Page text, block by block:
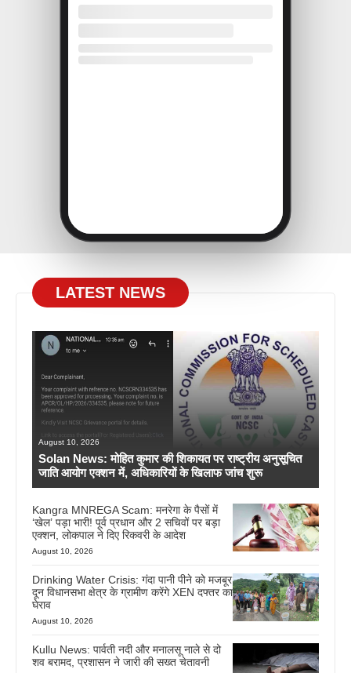
LATEST NEWS
August 10, 2026
Solan News: मोहित कुमार की शिकायत पर राष्ट्रीय अनुसूचित
जाति आयोग एक्शन में, अधिकारियों के खिलाफ जांच शुरू
Kangra MNREGA Scam: मनरेगा के पैसों में
‘खेल’ पड़ा भारी! पूर्व प्रधान और 2 सचिवों पर बड़ा
एक्शन, लोकपाल ने दिए रिकवरी के आदेश
August 10, 2026
Drinking Water Crisis: गंदा पानी पीने को मजबूर
दून विधानसभा क्षेत्र के ग्रामीण करेंगे XEN दफ्तर का
घेराव
August 10, 2026
Kullu News: पार्वती नदी और मनालसू नाले से दो
शव बरामद, प्रशासन ने जारी की सख्त चेतावनी